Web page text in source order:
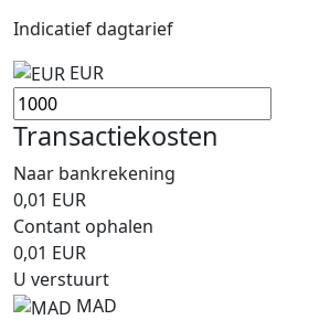
Indicatief dagtarief
EUR
Transactiekosten
Naar bankrekening
0,01 EUR
Contant ophalen
0,01 EUR
U verstuurt
MAD